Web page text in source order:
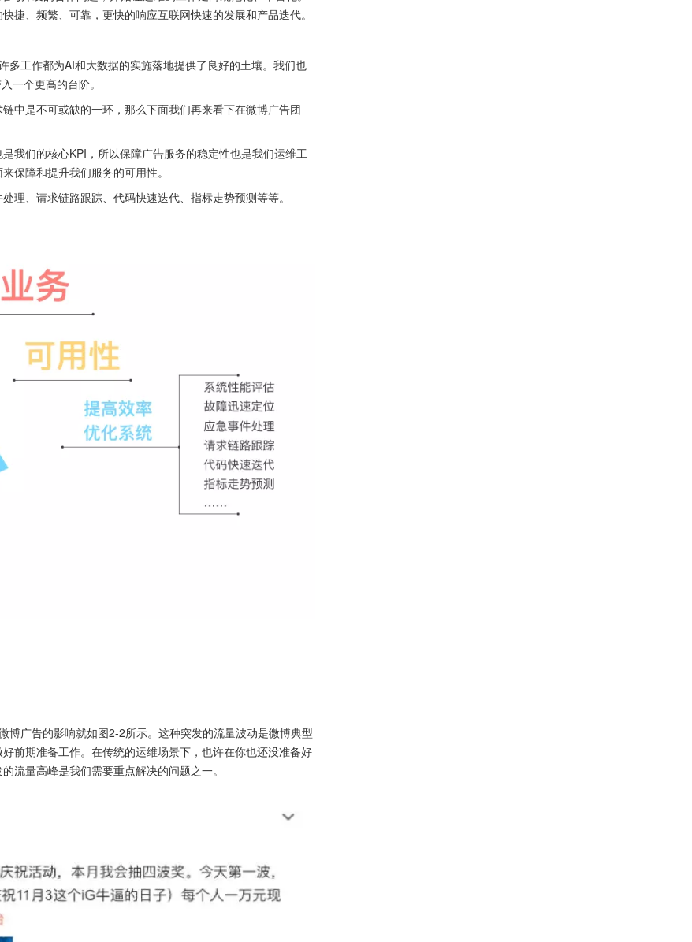
捷、频繁、可靠，更快的响应互联网快速的发展和产品迭代。
多工作都为AI和大数据的实施落地提供了良好的土壤。我们也
一个更高的台阶。
中是不可或缺的一环，那么下面我们再来看下在微博广告团
我们的核心KPI，所以保障广告服务的稳定性也是我们运维工
保障和提升我们服务的可用性。
理、请求链路跟踪、代码快速迭代、指标走势预测等等。
广告的影响就如图2-2所示。这种突发的流量波动是微博典型
前期准备工作。在传统的运维场景下，也许在你也还没准备好
流量高峰是我们需要重点解决的问题之一。